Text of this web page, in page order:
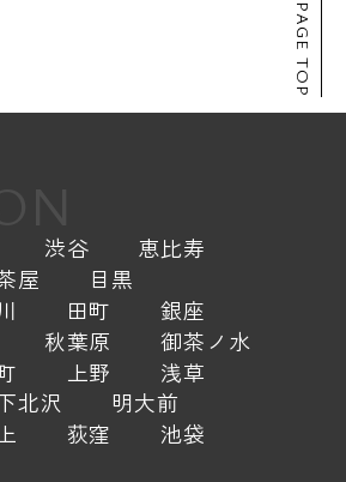
PAGE TOP
渋谷
恵比寿
屋
目黒
田町
銀座
秋葉原
御茶ノ水
上野
浅草
北沢
明大前
荻窪
池袋